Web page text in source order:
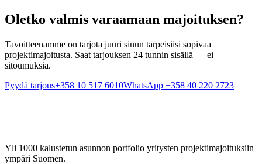
Oletko valmis varaamaan majoituksen?
Tavoitteenamme on tarjota juuri sinun tarpeisiisi sopivaa
projektimajoitusta. Saat tarjouksen 24 tunnin sisällä — ei
sitoumuksia.
Pyydä tarjous+358 10 517 6010WhatsApp +358 40 220 2723
Yli 1000 kalustetun asunnon portfolio yritysten projektimajoituksiin
ympäri Suomen.